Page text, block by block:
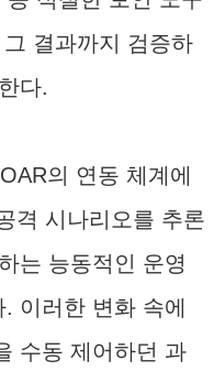
결과까지 검증하
다.
의 연동 체계에
격 시나리오를 추론
는 능동적인 운영
이러한 변화 속에
수동 제어하던 과